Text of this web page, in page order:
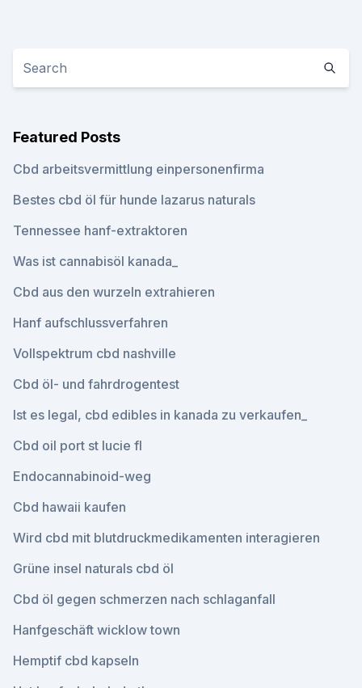
Featured Posts
Cbd arbeitsvermittlung einpersonenfirma
Bestes cbd öl für hunde lazarus naturals
Tennessee hanf-extraktoren
Was ist cannabisöl kanada_
Cbd aus den wurzeln extrahieren
Hanf aufschlussverfahren
Vollspektrum cbd nashville
Cbd öl- und fahrdrogentest
Ist es legal, cbd edibles in kanada zu verkaufen_
Cbd oil port st lucie fl
Endocannabinoid-weg
Cbd hawaii kaufen
Wird cbd mit blutdruckmedikamenten interagieren
Grüne insel naturals cbd öl
Cbd öl gegen schmerzen nach schlaganfall
Hanfgeschäft wicklow town
Hemptif cbd kapseln